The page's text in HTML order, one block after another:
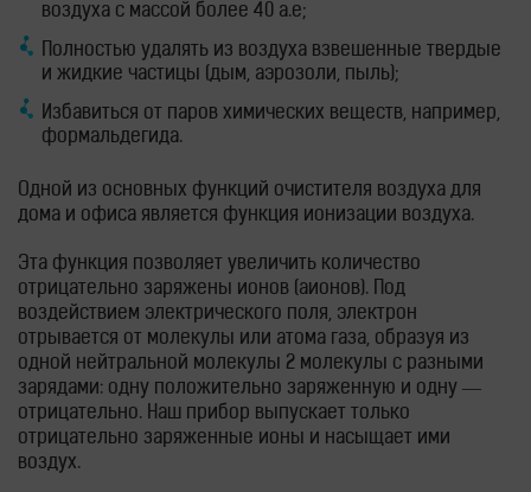
воздуха с массой более 40 а.е;
Полностью удалять из воздуха взвешенные твердые
и жидкие частицы (дым, аэрозоли, пыль);
Избавиться от паров химических веществ, например,
формальдегида.
Одной из основных функций очистителя воздуха для
дома и офиса является функция ионизации воздуха.
Эта функция позволяет увеличить количество
отрицательно заряжены ионов (аионов). Под
воздействием электрического поля, электрон
отрывается от молекулы или атома газа, образуя из
одной нейтральной молекулы 2 молекулы с разными
зарядами: одну положительно заряженную и одну —
отрицательно. Наш прибор выпускает только
отрицательно заряженные ионы и насыщает ими
воздух.